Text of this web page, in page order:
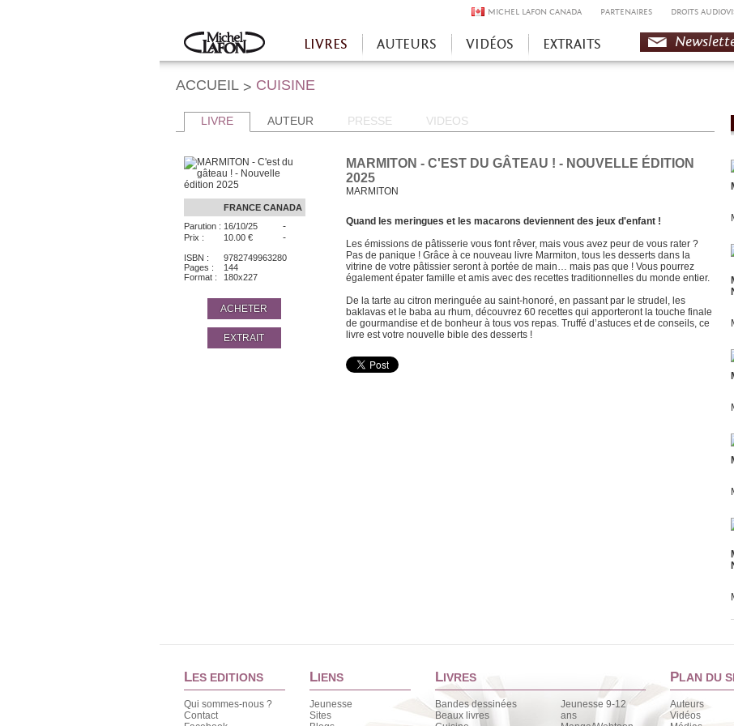
MICHEL LAFON CANADA PARTENAIRES DROITS
Accueil
LIVRES AUTEURS VIDÉOS EXTRAITS
ACCUEIL > CUISINE
LIVRE AUTEUR PRESSE VIDEOS
FRANCE CANADA
Parution : 16/10/25 -
Prix : 10.00 € -
ISBN :
9782749963280
Pages :
144
Format :
180x227
ACHETER
EXTRAIT
MARMITON - C'EST DU GÂTEAU ! - NOUVELLE ÉDITION
2025
MARMITON
Quand les meringues et les macarons deviennent des jeux d'enfant !
Les émissions de pâtisserie vous font rêver, mais vous avez peur de vous rater ?
Pas de panique ! Grâce à ce nouveau livre Marmiton, tous les desserts dans la
vitrine de votre pâtissier seront à portée de main… mais pas que ! Vous pourrez
également épater famille et amis avec des recettes traditionnelles du monde entier.
De la tarte au citron meringuée au saint-honoré, en passant par le strudel, les
baklavas et le baba au rhum, découvrez 60 recettes qui apporteront la touche finale
de gourmandise et de bonheur à tous vos repas. Truffé d’astuces et de conseils, ce
livre est votre nouvelle bible des desserts !
LES EDITIONS
Qui sommes-nous ?
Contact
LIENS
Jeunesse
Sites
LIVRES
Bandes dessinées
Beaux livres
Jeunesse 9-12
ans
PLAN DU
Auteurs
Vidéos